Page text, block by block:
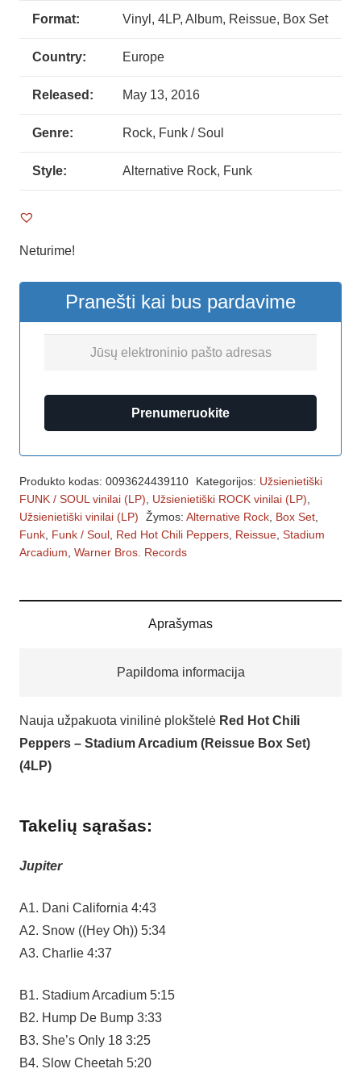
Format: Vinyl, 4LP, Album, Reissue, Box Set
Country: Europe
Released: May 13, 2016
Genre: Rock, Funk / Soul
Style: Alternative Rock, Funk
Neturime!
Pranešti kai bus pardavime
Prenumeruokite
Produkto kodas: 0093624439110 Kategorijos: Užsienietiški
FUNK / SOUL vinilai (LP)
Užsienietiški ROCK vinilai (LP)
Užsienietiški vinilai (LP)
Žymos: Alternative Rock, Box Set,
Funk Funk / Soul Red Hot Chili Peppers Reissue Stadium
Arcadium Warner Bros. Records
Aprašymas
Papildoma informacija
Nauja užpakuota vinilinė plokštelė Red Hot Chili
Peppers – Stadium Arcadium (Reissue Box Set)
(4LP)
Takelių sąrašas:
Jupiter
A1. Dani California 4:43
A2. Snow ((Hey Oh)) 5:34
A3. Charlie 4:37
B1. Stadium Arcadium 5:15
B2. Hump De Bump 3:33
B3. She’s Only 18 3:25
B4. Slow Cheetah 5:20